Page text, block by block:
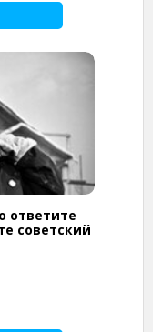
ответите
советский